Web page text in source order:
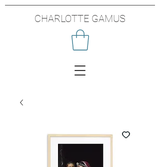
CHARLOTTE GAMUS